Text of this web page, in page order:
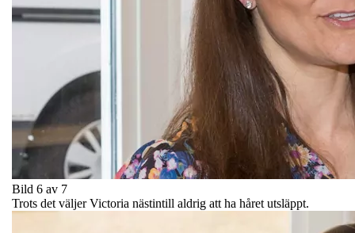
Bild 6 av 7
Trots det väljer Victoria nästintill aldrig att ha håret utsläppt.